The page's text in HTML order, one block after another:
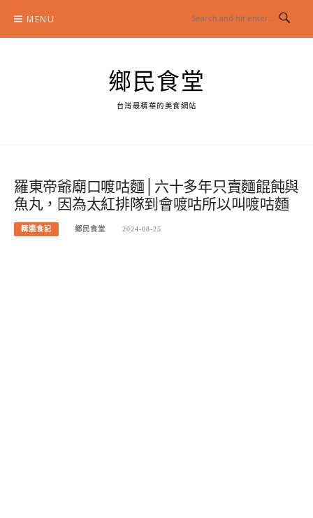
content
MENU
鄉民食堂
台灣最精華的美食網站
羅東帝爺廟口喥咕麵│六十多年只賣麵餛飩與
魚丸，因為太紅排隊到會喥咕所以叫喥咕麵
精選食記 鄉民食堂 2024-08-25